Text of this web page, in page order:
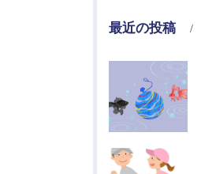
最近の投稿